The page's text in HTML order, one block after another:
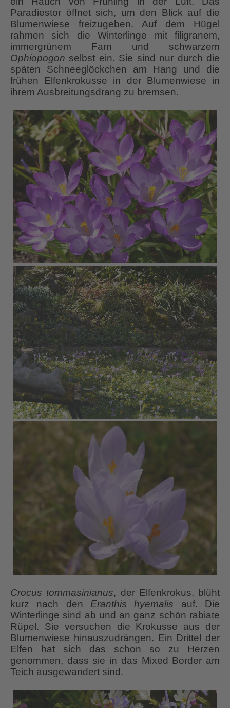
Paradiestor öffnet sich, um den Blick auf die
Blumenwiese freizugeben. Auf dem Hügel
rahmen sich die Winterlinge mit filigranem,
immergrünem Farn und schwarzem
Ophiopogon selbst ein. Sie sind nur durch die
späten Schneeglöckchen am Hang und die
frühen Elfenkrokusse in der Blumenwiese in
ihrem Ausbreitungsdrang zu bremsen.
Crocus tommasinianus, der Elfenkrokus, blüht
kurz nach den Eranthis hyemalis auf. Die
Winterlinge sind ab und an ganz schön rabiate
Rüpel. Sie versuchen die Krokusse aus der
Blumenwiese hinauszudrängen. Ein Drittel der
Elfen hat sich das schon so zu Herzen
genommen, dass sie in das Mixed Border am
Teich ausgewandert sind.